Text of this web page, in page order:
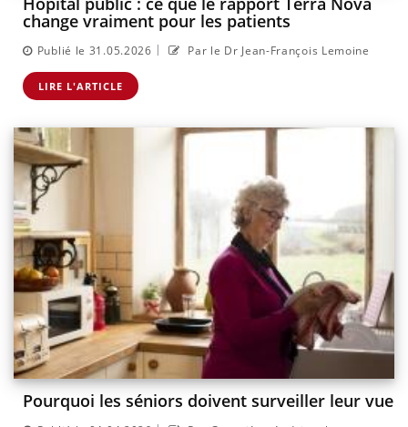
change vraiment pour les patients
Publié le 31.05.2026 | Par le Dr Jean-François Lemoine
LIRE L'ARTICLE
Pourquoi les séniors doivent surveiller leur vue